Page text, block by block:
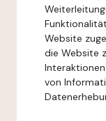
Website
die Website
von